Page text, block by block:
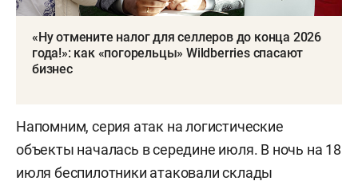
«Ну отмените налог для селлеров до конца 2026
года!»: как «погорельцы» Wildberries спасают
бизнес
Напомним, серия атак на логистические
объекты началась в середине июля. В ночь на 18
июля беспилотники атаковалисклады